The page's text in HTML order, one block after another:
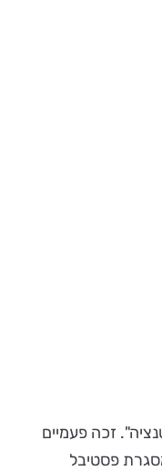
ואימפוטנציה". זכה פעמיים
פסטיבל